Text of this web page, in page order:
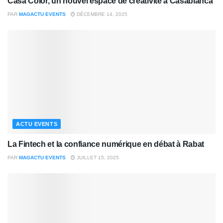
PAR MAGACTU EVENTS DÉCEMBRE 14, 2025
ACTU EVENTS
La Fintech et la confiance numérique en débat à Rabat
PAR MAGACTU EVENTS JUILLET 15, 2025